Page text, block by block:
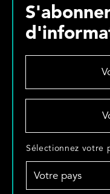
t
r
é
t
r
e
S
é
e
Sélectionnez votre